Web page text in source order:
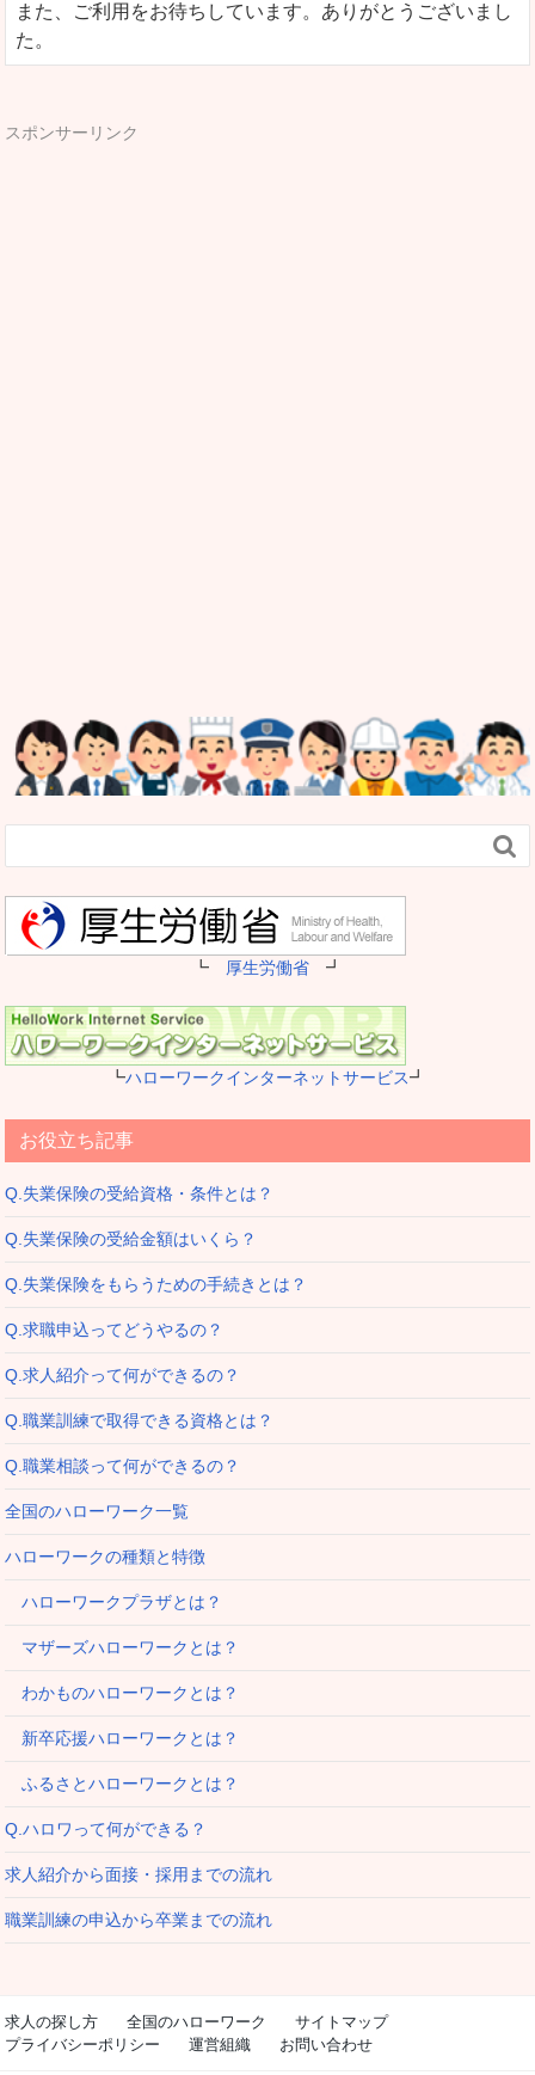
また、ご利用をお待ちしています。ありがとうございまし
た。
スポンサーリンク

┗ 厚生労働省 ┛
┗ハローワークインターネットサービス┛
お役立ち記事
Q.失業保険の受給資格・条件とは？
Q.失業保険の受給金額はいくら？
Q.失業保険をもらうための手続きとは？
Q.求職申込ってどうやるの？
Q.求人紹介って何ができるの？
Q.職業訓練で取得できる資格とは？
Q.職業相談って何ができるの？
全国のハローワーク一覧
ハローワークの種類と特徴
ハローワークプラザとは？
マザーズハローワークとは？
わかものハローワークとは？
新卒応援ハローワークとは？
ふるさとハローワークとは？
Q.ハロワって何ができる？
求人紹介から面接・採用までの流れ
職業訓練の申込から卒業までの流れ
求人の探し方 全国のハローワーク
サイトマップ
プライバシーポリシー
運営組織 お問い合わせ